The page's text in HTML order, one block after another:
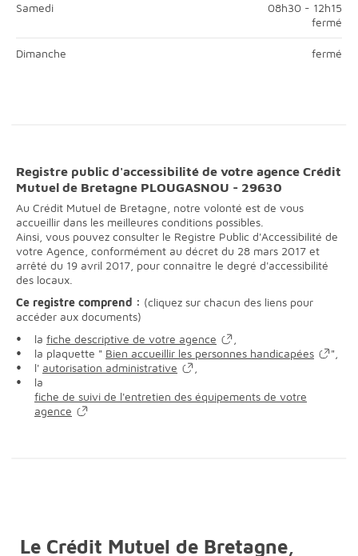
Samedi
08h30 - 12h15
fermé
Dimanche fermé
fermé
Registre public d'accessibilité de votre agence Crédit
Mutuel de Bretagne PLOUGASNOU - 29630
Au Crédit Mutuel de Bretagne, notre volonté est de vous
accueillir dans les meilleures conditions possibles.
Ainsi, vous pouvez consulter le Registre Public d'Accessibilité de
votre Agence, conformément au décret du 28 mars 2017 et
arrêté du 19 avril 2017, pour connaître le degré d'accessibilité
des locaux.
Ce registre comprend : (cliquez sur chacun des liens pour
accéder aux documents)
la fiche descriptive de votre agence
la plaquette " Bien accueillir les personnes handicapées
",
l' autorisation administrative
la
fiche de suivi de l'entretien des équipements de votre
agence
Le Crédit Mutuel de Bretagne,